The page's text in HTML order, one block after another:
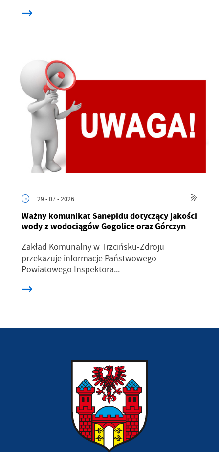
29 - 07 - 2026
Ważny komunikat Sanepidu dotyczący jakości
wody z wodociągów Gogolice oraz Górczyn
Zakład Komunalny w Trzcińsku-Zdroju
przekazuje informacje Państwowego
Powiatowego Inspektora...